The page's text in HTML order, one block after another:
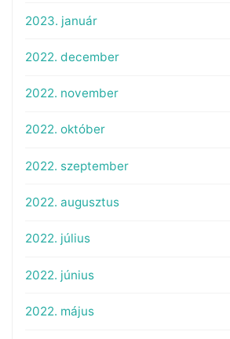
2023. január
2022. december
2022. november
2022. október
2022. szeptember
2022. augusztus
2022. július
2022. június
2022. május